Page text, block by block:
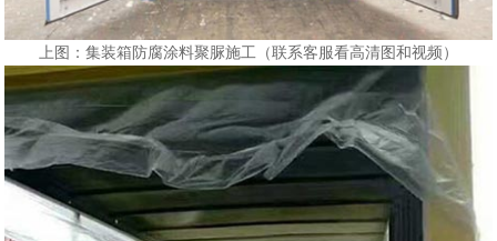
上图：集装箱防腐涂料聚脲施工（联系客服看高清图和视频）